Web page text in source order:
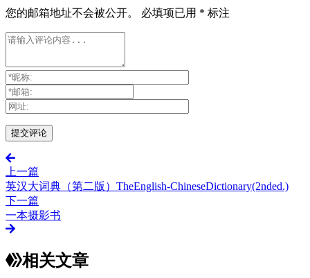
您的邮箱地址不会被公开。 必填项已用 * 标注
上一篇
英汉大词典（第二版）TheEnglish-ChineseDictionary(2nded.)
下一篇
一本摄影书
相关文章